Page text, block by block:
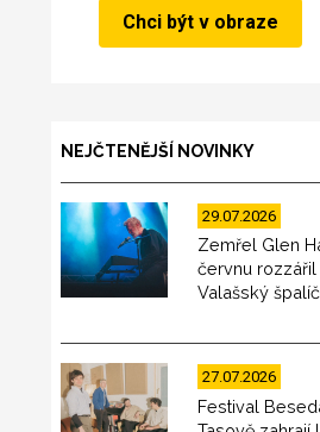
NEJČTENĚJŠÍ NOVINKY
29.07.2026
Zemřel Glen
červnu rozzářil
Valašský
27.07.2026
Festival